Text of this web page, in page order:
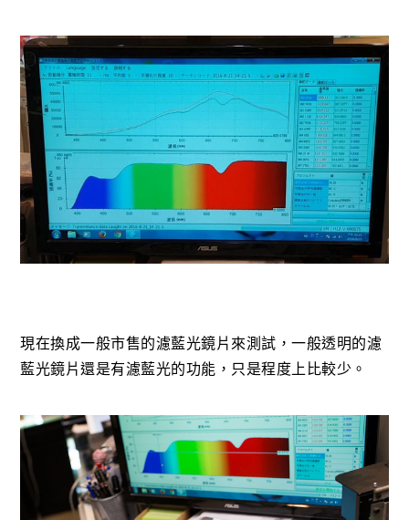
現在換成一般市售的濾藍光鏡片來測試，一般透明的濾
藍光鏡片還是有濾藍光的功能，只是程度上比較少。